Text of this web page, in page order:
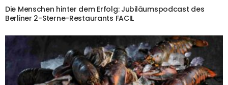
Die Menschen hinter dem Erfolg: Jubiläumspodcast des
Berliner 2-Sterne-Restaurants FACIL